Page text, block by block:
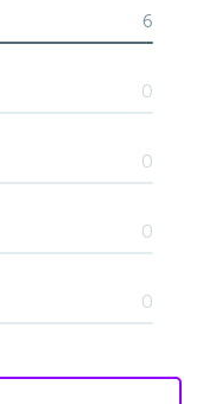
6
0
0
0
0